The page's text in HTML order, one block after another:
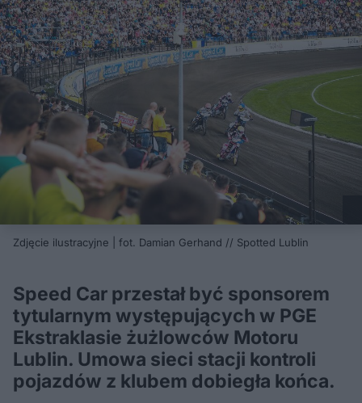
Zdjęcie ilustracyjne | fot. Damian Gerhand // Spotted Lublin
Speed Car przestał być sponsorem
tytularnym występujących w PGE
Ekstraklasie żużlowców Motoru
Lublin. Umowa sieci stacji kontroli
pojazdów z klubem dobiegła końca.